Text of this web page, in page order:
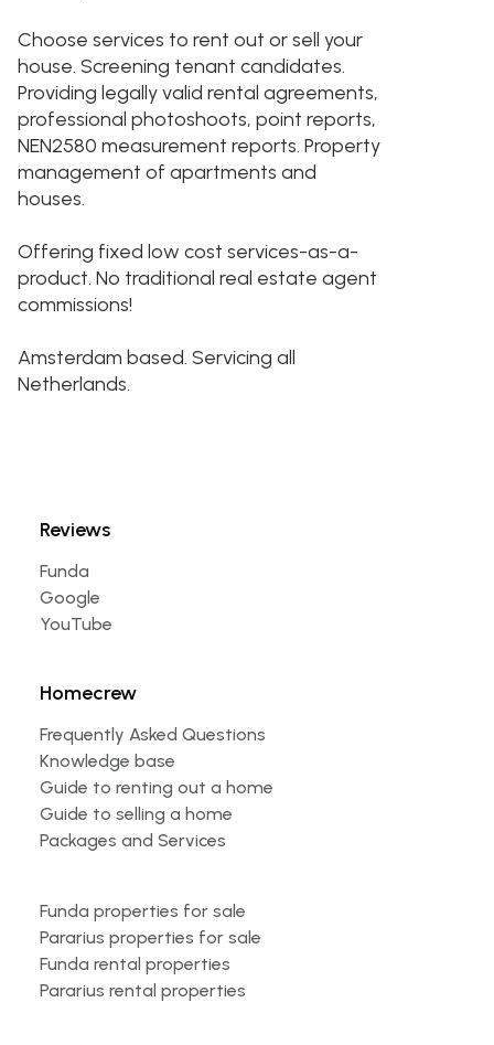
Choose services to rent out or sell your
house. Screening tenant candidates.
Providing legally valid rental agreements,
professional photoshoots, point reports,
NEN2580 measurement reports. Property
management of apartments and
houses.
Offering fixed low cost services-as-a-
product. No traditional real estate agent
commissions!
Amsterdam based. Servicing all
Netherlands.
Reviews
Funda
Google
YouTube
Homecrew
Frequently Asked Questions
Knowledge base
Guide to renting out a home
Guide to selling a home
Packages and Services
Funda properties for sale
Pararius properties for sale
Funda rental properties
Pararius rental properties